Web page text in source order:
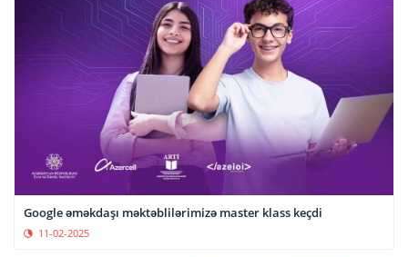
Google əməkdaşı məktəblilərimizə master klass keçdi
11-02-2025